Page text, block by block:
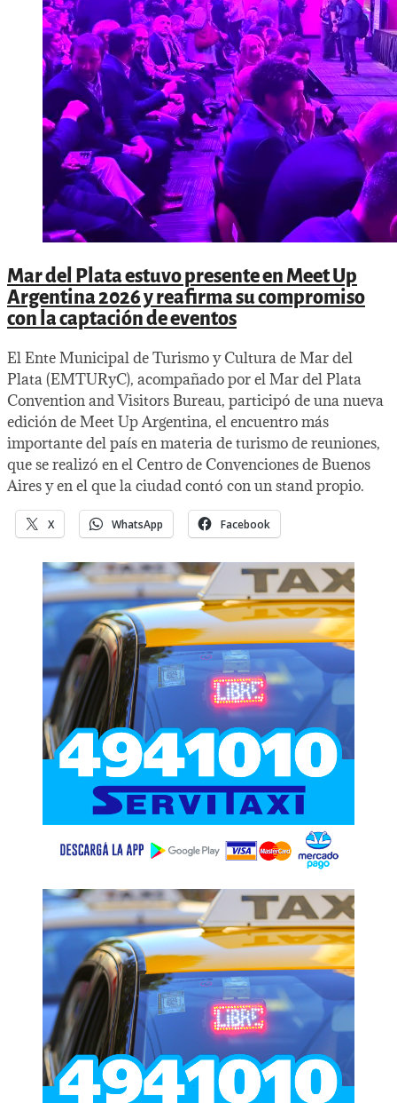
Mar del Plata estuvo presente en Meet Up
Argentina 2026 y reafirma su compromiso
con la captación de eventos
El Ente Municipal de Turismo y Cultura de Mar del
Plata (EMTURyC), acompañado por el Mar del Plata
Convention and Visitors Bureau, participó de una nueva
edición de Meet Up Argentina, el encuentro más
importante del país en materia de turismo de reuniones,
que se realizó en el Centro de Convenciones de Buenos
Aires y en el que la ciudad contó con un stand propio.
X WhatsApp Facebook